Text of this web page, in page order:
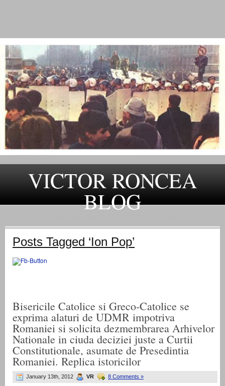
VICTOR RONCEA
BLOG
Posts Tagged ‘Ion Pop’
Bisericile Catolice si Greco-Catolice se
exprima alaturi de UDMR impotriva
Romaniei si solicita dezmembrarea Arhivelor
Nationale in ciuda deciziei juste a Curtii
Constitutionale, asumate de Presedintia
Romaniei. Replica istoricilor
January 13th, 2012 VR 8 Comments »